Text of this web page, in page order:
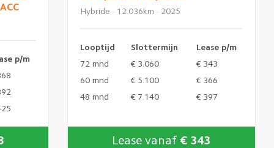
p/m
Hybride · 12.036km · 2025
Looptijd Slottermijn
Lease p/m
72 mnd
€ 3.060
€ 343
60 mnd
€ 5.100
€ 366
48 mnd
€ 7.140 € 397
Lease vanaf € 343